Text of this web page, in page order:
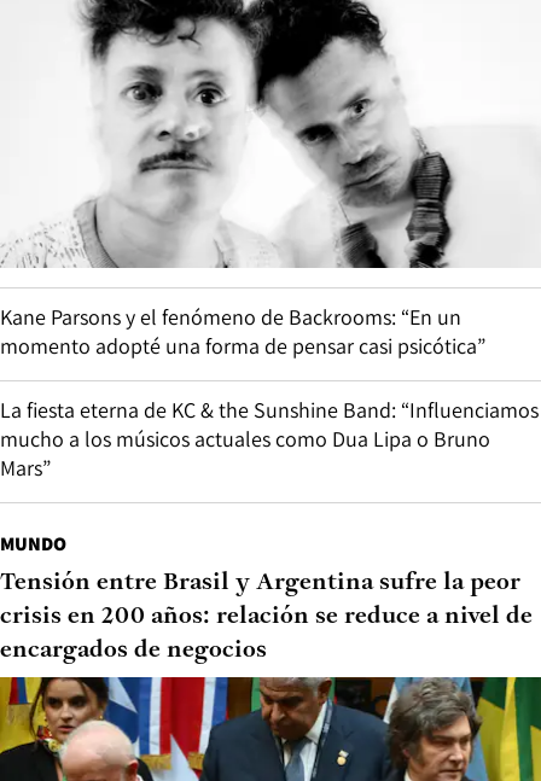
Kane Parsons y el fenómeno de Backrooms: “En un
momento adopté una forma de pensar casi psicótica”
La fiesta eterna de KC & the Sunshine Band: “Influenciamos
mucho a los músicos actuales como Dua Lipa o Bruno
Mars”
MUNDO
Tensión entre Brasil y Argentina sufre la peor
crisis en 200 años: relación se reduce a nivel de
encargados de negocios